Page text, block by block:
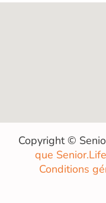
Copyright ©
que
Conditions